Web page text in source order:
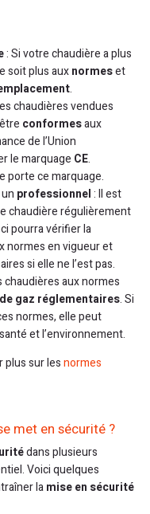
: Si votre chaudière a plus
soit plus auxnormeset
.
chaudières vendues
conformesaux
de l’Union
le marquage CE.
porte ce marquage.
professionnel: Il est
chaudière régulièrement
pourra vérifier la
normes en vigueur et
si elle ne l’est pas.
aux normes
gaz réglementaires. Si
normes, elle peut
et l’environnement.
plus sur lesnormes
met en sécurité ?
dans plusieurs
Voici quelques
lamise en sécurité